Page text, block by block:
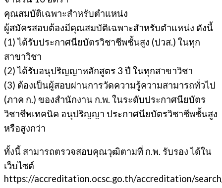
คุณสมบัติเฉพาะสำหรับตำแหน่ง
ผู้สมัครสอบต้องมีคุณสมบัติเฉพาะสำหรับตำแหน่ง ดังนี้
(1) ได้รับประกาศนียบัตรวิชาชีพชั้นสูง (ปวส.) ในทุก
สาขาวิชา
(2) ได้รับอนุปริญญาหลักสูตร 3 ปี ในทุกสาขาวิชา
(3) ต้องเป็นผู้สอบผ่านการวัดความรู้ความสามารถทั่วไป
(ภาค ก.) ของสำนักงาน ก.พ. ในระดับประกาศนียบัตร
วิชาชีพเทคนิค อนุปริญญา ประกาศนียบัตรวิชาชีพชั้นสูง
หรือสูงกว่า
ทั้งนี้ สามารถตรวจสอบคุณวุฒิตามที่ ก.พ. รับรอง ได้ใน
เว็บไซต์
https://accreditation.ocsc.go.th/accreditation/